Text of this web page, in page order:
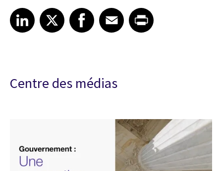
Share article on LinkedIn
LinkedIn
Share article on XShare article on Facebook
Facebook
Share article on Email
EmailShare article on Print
Centre des médias